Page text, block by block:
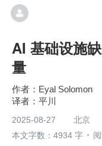
AI 基础设施
量
作者：Eyal Solomon
平川
2025-08-27
北京
本文字数：4934 字